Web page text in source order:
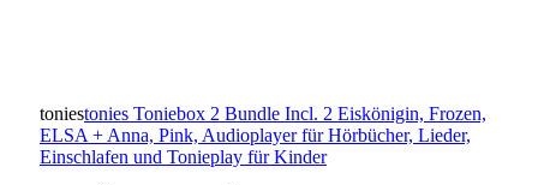
toniestonies Toniebox 2 Bundle Incl. 2 Eiskönigin, Frozen,
ELSA + Anna, Pink, Audioplayer für Hörbücher, Lieder,
Einschlafen und Tonieplay für Kinder